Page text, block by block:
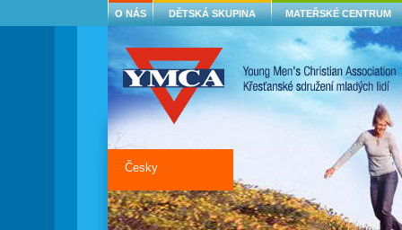
Česky
O NÁS DĚTSKÁ SKUPINA MATEŘSKÉ CENTRUM